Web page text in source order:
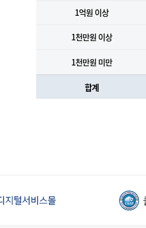
1억원 이상
1천만원 이상
1천만원 미만
합계